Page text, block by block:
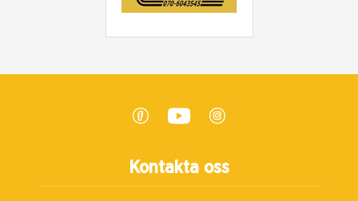
Kontakta oss